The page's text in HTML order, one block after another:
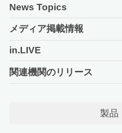
News Topics
メディア掲載情報
in.LIVE
関連機関のリリース
製品